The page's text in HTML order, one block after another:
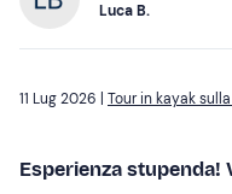
Luca B.
11 Lug 2026 | Tour in kayak
Esperienza stupenda!